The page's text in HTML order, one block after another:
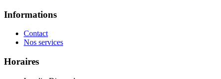
Informations
Contact
Nos services
Horaires